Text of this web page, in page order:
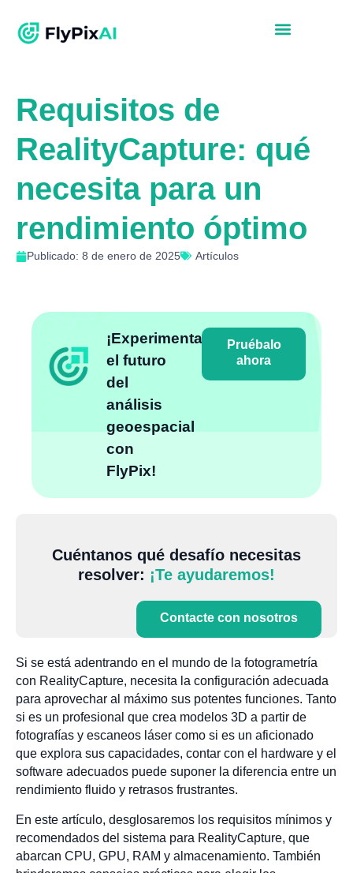
Requisitos de
RealityCapture: qué
necesita para un
rendimiento óptimo
Publicado: 8 de enero de 2025 Artículos
¡Experimenta
el futuro
del
análisis
geoespacial
con
FlyPix!
Pruébalo
ahora
Cuéntanos qué desafío necesitas
resolver: ¡Te ayudaremos!
Contacte con nosotros
Si se está adentrando en el mundo de la fotogrametría
con RealityCapture, necesita la configuración adecuada
para aprovechar al máximo sus potentes funciones. Tanto
si es un profesional que crea modelos 3D a partir de
fotografías y escaneos láser como si es un aficionado
que explora sus capacidades, contar con el hardware y el
software adecuados puede suponer la diferencia entre un
rendimiento fluido y retrasos frustrantes.
En este artículo, desglosaremos los requisitos mínimos y
recomendados del sistema para RealityCapture, que
abarcan CPU, GPU, RAM y almacenamiento. También